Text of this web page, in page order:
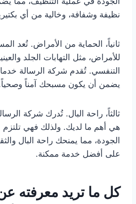
نظيفة وشفافة، وخالية من أي
ثانياً، الحماية من الأمراض. تُعد
للأمراض، مثل التهابات الجلد
التنفسي. تُقدم شركة الرسالة
يضمن أن يكون مسبحك آمناً
ثالثاً، راحة البال. تُدرك شركة
هي أهم ما لديك. ولذلك فهي تلتزم
الجودة، مما يمنحك راحة البال
على أفضل خدمة ممكنة.
كل ما تريد معرفته